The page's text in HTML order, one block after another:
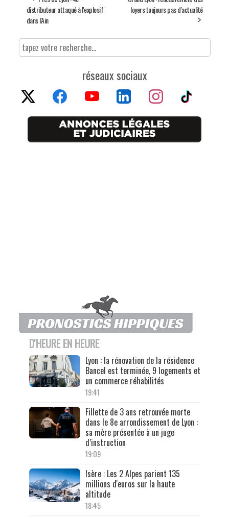
distributeur attaqué à l'explosif
dans l'Ain
loyers toujours pas d'actualité
réseaux sociaux
D'HEURE EN HEURE
Lyon : la rénovation de la résidence
Bancel est terminée, 9 logements et
un commerce réhabilités
19:41
Fillette de 3 ans retrouvée morte
dans le 8e arrondissement de Lyon :
sa mère présentée à un juge
d’instruction
19:09
Isère : Les 2 Alpes parient 135
millions d'euros sur la haute
altitude
18:45